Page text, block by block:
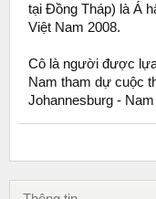
tại Đồng Tháp) là Á
Việt Nam 2008.
Cô là người được
Nam tham dự cuộc
Johannesburg - Nam